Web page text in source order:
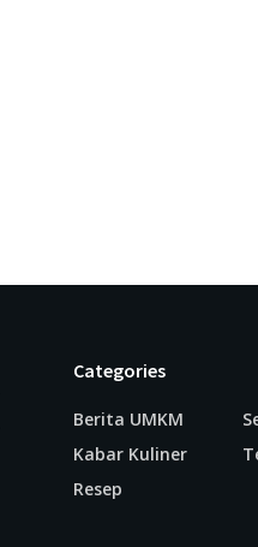
Categories
Berita UMKM
Kabar Kuliner
Resep